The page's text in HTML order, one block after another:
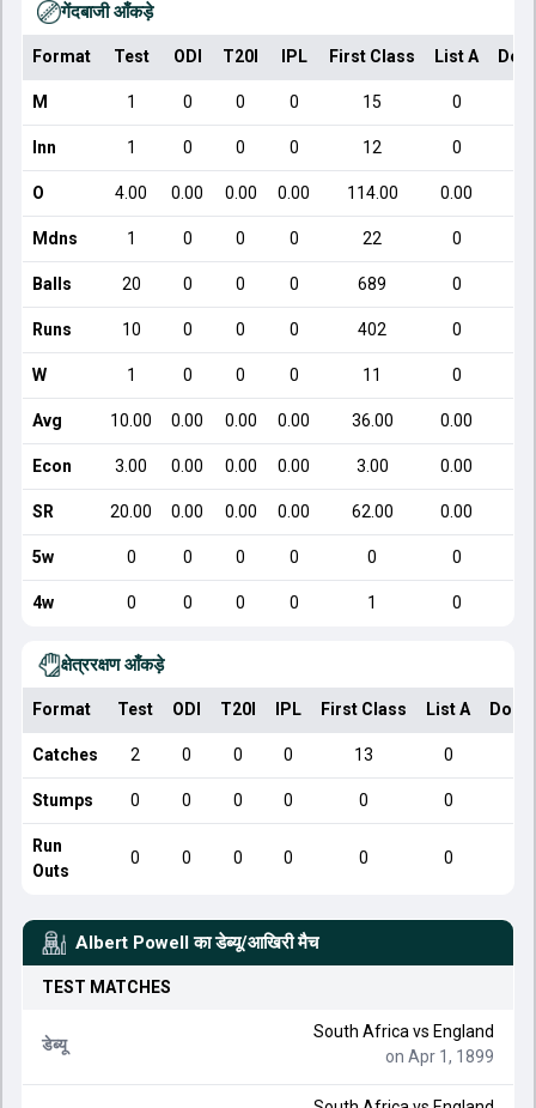
गेंदबाजी आँकड़े
Format Test ODI T20I IPL First Class List A
M 1 0 0 0 15 0
Inn 1 0 0 0 12 0
O 4.00 0.00 0.00 0.00 114.00 0.00
Mdns 1 0 0 0 22 0
Balls 20 0 0 0 689 0
Runs 10 0 0 0 402 0
W 1 0 0 0 11 0
Avg 10.00 0.00 0.00 0.00 36.00 0.00
Econ 3.00 0.00 0.00 0.00 3.00 0.00
SR 20.00 0.00 0.00 0.00 62.00 0.00
5w 0 0 0 0 0 0
4w 0 0 0 0 1 0
क्षेत्ररक्षण आँकड़े
Format Test ODI T20I IPL First Class List A
Catches 2 0 0 0 13 0
Stumps 0 0 0 0 0 0
Run
Outs
0 0 0 0 0 0
Albert Powell का डेब्यू/आखिरी मैच
TEST MATCHES
डेब्यू
South Africa vs England
on Apr 1, 1899